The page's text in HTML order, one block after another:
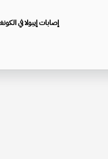
إصابات إيبولا في الكونغو